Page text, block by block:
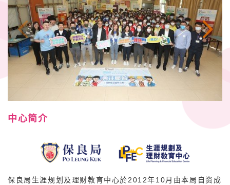
中心简介
保良局生涯规划及理财教育中心於2012年10月由本局自资成